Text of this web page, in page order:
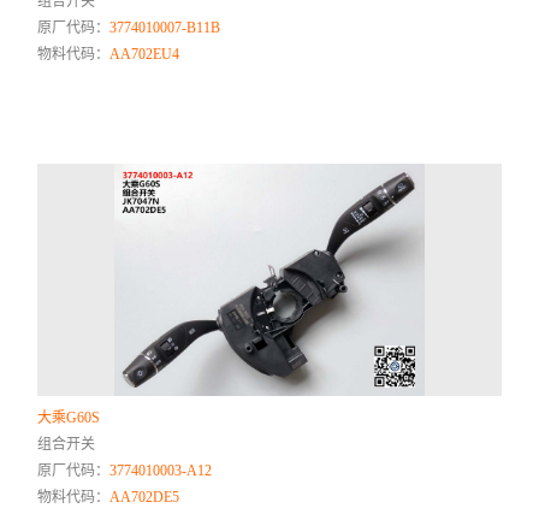
原厂代码：3774010007-B11B
物料代码： AA702EU4
大乘G60S
组合开关
原厂代码：3774010003-A12
物料代码： AA702DE5